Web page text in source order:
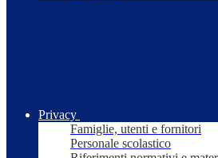
Privacy
Famiglie, utenti e fornitori
Personale scolastico